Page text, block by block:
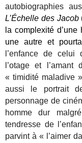
autobiographies
L’Échelle des Jacob
la complexité
une autre et
l’enfance de
l’otage et
« timidité maladive
aussi le portrait
personnage de
homme dur
tendresse de
parvint à « l’aimer